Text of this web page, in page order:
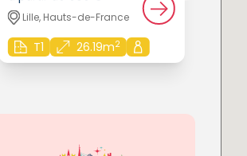
Lille, Hauts-de-France
T1 26.19m2